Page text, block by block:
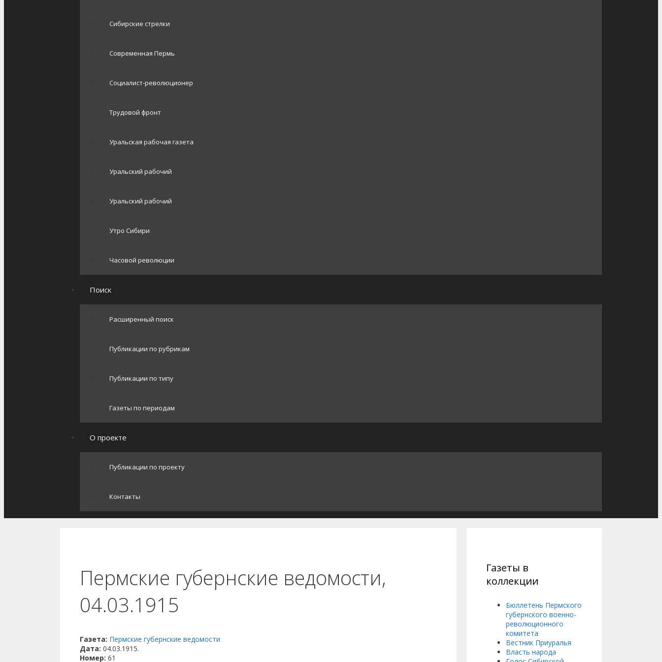
Сибирские стрелки
Современная Пермь
Социалист-революционер
Трудовой фронт
Уральская рабочая газета
Уральский рабочий
Уральский рабочий
Утро Сибири
Часовой революции
Поиск
Расширенный поиск
Публикации по рубрикам
Публикации по типу
Газеты по периодам
О проекте
Публикации по проекту
Контакты
Пермские губернские ведомости,
04.03.1915
Газета: Пермские губернские ведомости
Дата: 04.03.1915.
Номер: 61
Газеты в
коллекции
Бюллетень Пермского
губернского военно-
революционного
комитета
Вестник Приуралья
Власть народа